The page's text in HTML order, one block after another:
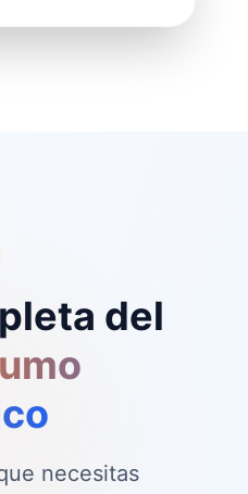
del
necesitas